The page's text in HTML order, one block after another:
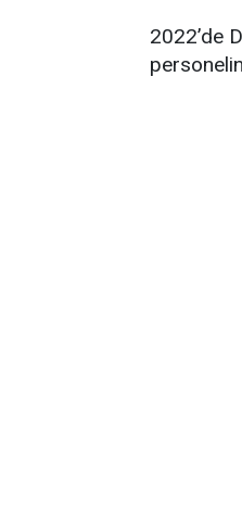
2022’de
personelin